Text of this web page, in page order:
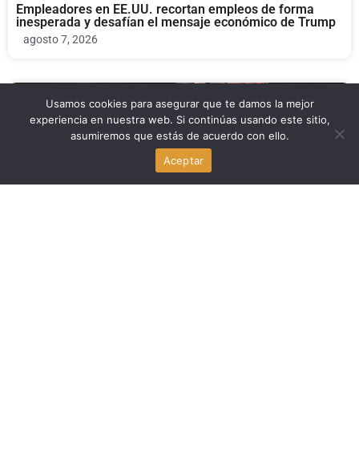
Empleadores en EE.UU. recortan empleos de forma
inesperada y desafían el mensaje económico de Trump
agosto 7, 2026
Bienestar y Salud Mental
Nuevo México ordena a Meta pagar $567 millones por
Usamos cookies para asegurar que te damos la mejor
experiencia en nuestra web. Si continúas usando este sitio,
asumiremos que estás de acuerdo con ello.
Aceptar